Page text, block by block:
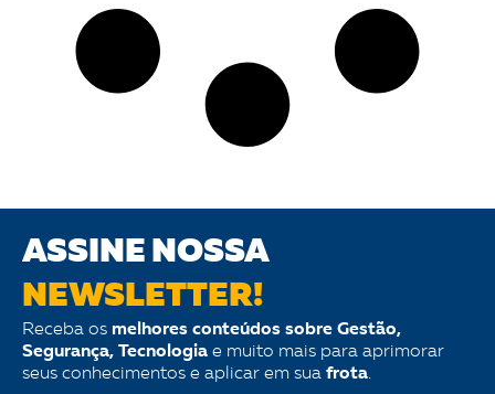
ASSINE NOSSA
NEWSLETTER!
Receba os melhores conteúdos sobre Gestão,
Segurança, Tecnologia e muito mais para aprimorar
seus conhecimentos e aplicar em sua frota.